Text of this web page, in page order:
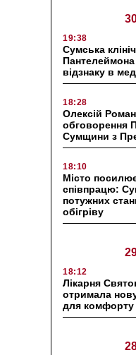
19:38
Сумська
відзнаку в
18:28
Олексій
обговорення
Сумщини з
18:10
Місто
співпрацю:
потужних
обігріву
18:12
Лікарня
отримала
для комфорту